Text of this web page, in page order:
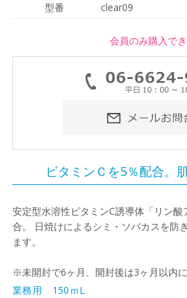
型番 clear09
会員のみ購入で
ビタミンＣを5％配合。
安定型水溶性ビタミンC誘導体「リン
合。 日焼けによるシミ・ソバカスを防
ます。
※未開封で6ヶ月、開封後は3ヶ月以内に
業務用 150ｍL